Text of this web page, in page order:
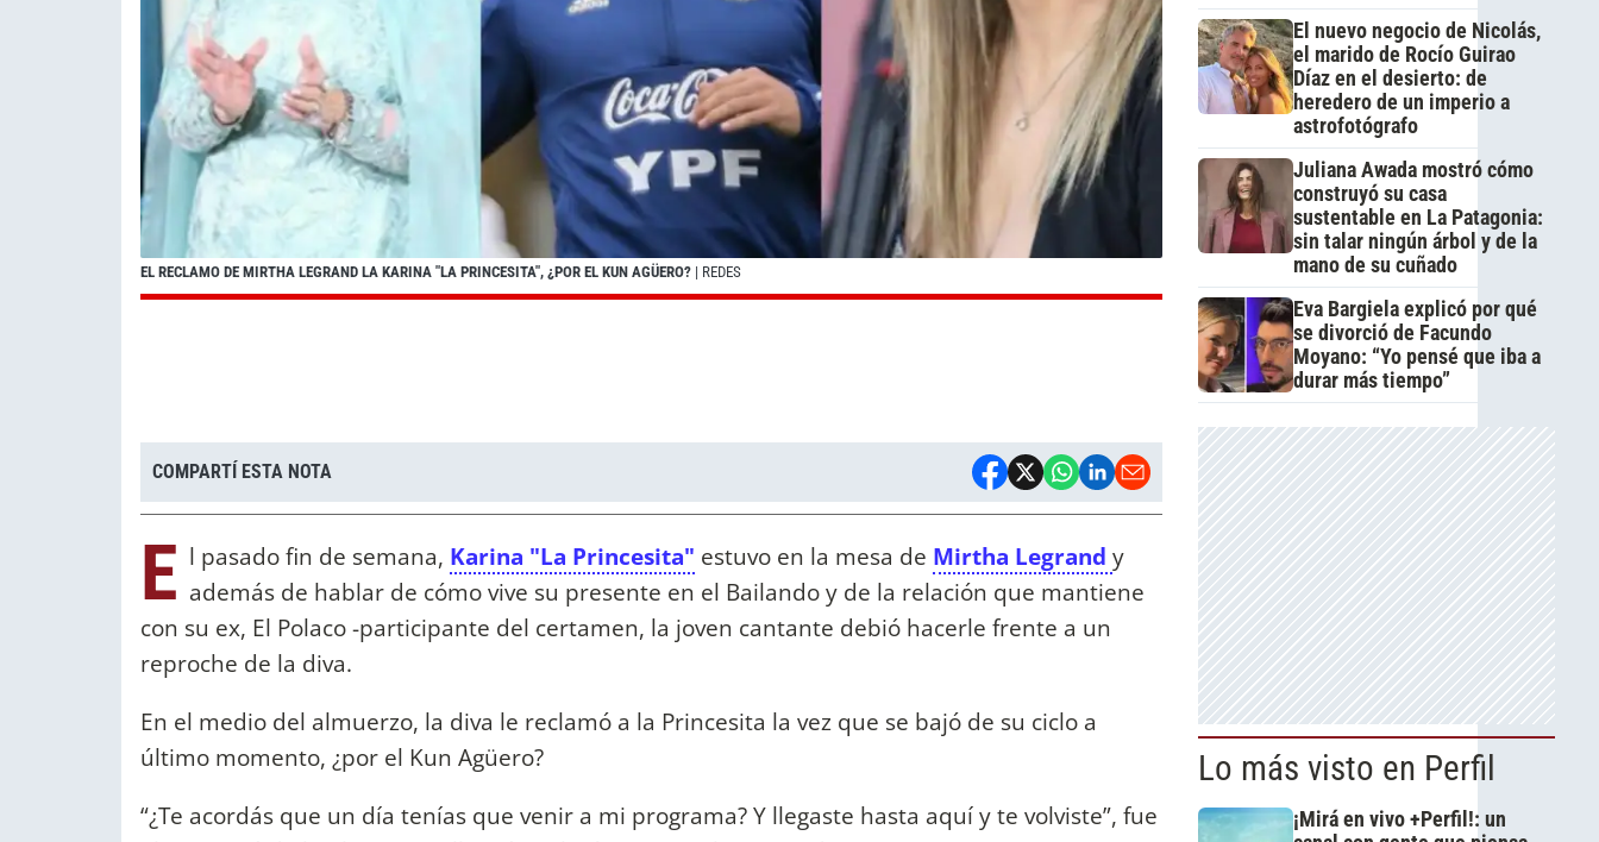
EL RECLAMO DE MIRTHA LEGRAND LA KARINA "LA PRINCESITA", ¿POR EL KUN AGÜERO? | REDES
COMPARTÍ ESTA NOTA
E l pasado fin de semana, Karina "La Princesita" estuvo en la mesa de Mirtha Legrand y
además de hablar de cómo vive su presente en el Bailando y de la relación que mantiene
con su ex, El Polaco -participante del certamen, la joven cantante debió hacerle frente a un
reproche de la diva.
En el medio del almuerzo, la diva le reclamó a la Princesita la vez que se bajó de su ciclo a
último momento, ¿por el Kun Agüero?
“¿Te acordás que un día tenías que venir a mi programa? Y llegaste hasta aquí y te volviste”, fue
El nuevo negocio de Nicolás,
el marido de Rocío Guirao
Díaz en el desierto: de
heredero de un imperio a
astrofotógrafo
Juliana Awada mostró cómo
construyó su casa
sustentable en La Patagonia:
sin talar ningún árbol y de la
mano de su cuñado
Eva Bargiela explicó por qué
se divorció de Facundo
Moyano: “Yo pensé que iba a
durar más tiempo”
Lo más visto en Perfil
¡Mirá en vivo +Perfil!: un